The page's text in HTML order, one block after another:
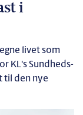
i
livet som
KL's Sundheds-
til den nye